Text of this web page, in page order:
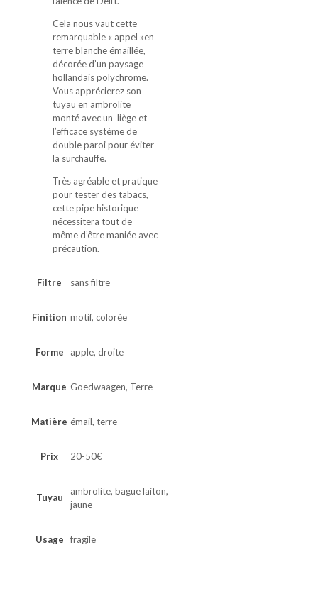
Cela nous vaut cette
remarquable « appel »en
terre blanche émaillée,
décorée d’un paysage
hollandais polychrome.
Vous apprécierez son
tuyau en ambrolite
monté avec un liège et
l’efficace système de
double paroi pour éviter
la surchauffe.
Très agréable et pratique
pour tester des tabacs,
cette pipe historique
nécessitera tout de
même d’être maniée avec
précaution.
Filtre sans filtre
Finition motif, colorée
Forme apple, droite
Marque Goedwaagen, Terre
Matière émail, terre
Prix 20-50€
Tuyau
ambrolite, bague laiton,
jaune
Usage fragile